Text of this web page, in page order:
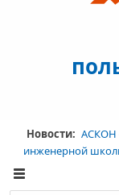
Новости: АСКОН
инженерной